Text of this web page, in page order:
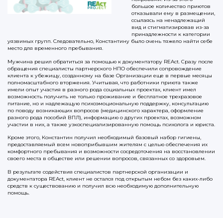
большое количество приютов
отказывали ему в размещении,
ссылаясь на ненадлежащий
вид и стигматизировав из-за
принадлежности к категории
уязвимых групп. Следовательно, Константину было очень тяжело найти себе
место для временного пребывания.
Мужчина решил обратиться за помощью к документатору REAct. Сразу после
обращения специалисты партнерского НПО обеспечили сопровождение
клиента к убежищу, созданному на базе Организации еще в первые месяцы
полномасштабного вторжения. Учитывая, что работники приюта также
имели опыт участия в разного рода социальных проектах, клиент имел
возможность получить не только проживание и бесплатное трехразовое
питание, но и надлежащую психоэмоциональную поддержку, консультацию
по поводу возникающих вопросов (медицинского характера, оформление
разного рода пособий ВПЛ), информацию о других проектах, возможном
участии в них, а также узкоспециализированную помощь психолога и юриста.
Кроме этого, Константин получил необходимый базовый набор гигиены,
предоставляемый всем новоприбывшим жителям с целью обеспечения их
комфортного пребывания и возможности сосредоточения на восстановлении
своего места в обществе или решении вопросов, связанных со здоровьем.
В результате содействия специалистов партнерской организации и
документатора RЕАct, клиент не остался под открытым небом без каких-либо
средств к существованию и получил всю необходимую дополнительную
помощь.